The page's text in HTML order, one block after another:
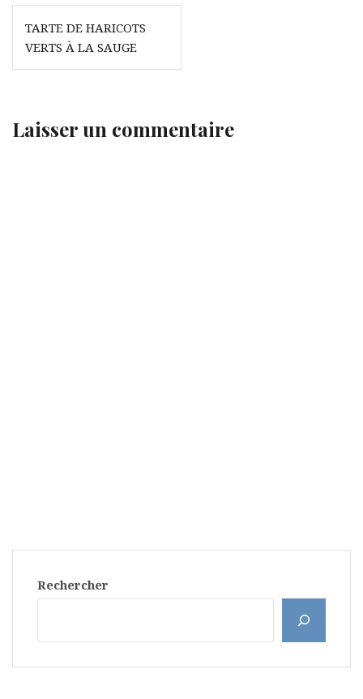
Navigation
de
l’article
TARTE DE HARICOTS
VERTS À LA SAUGE
Laisser un commentaire
Rechercher